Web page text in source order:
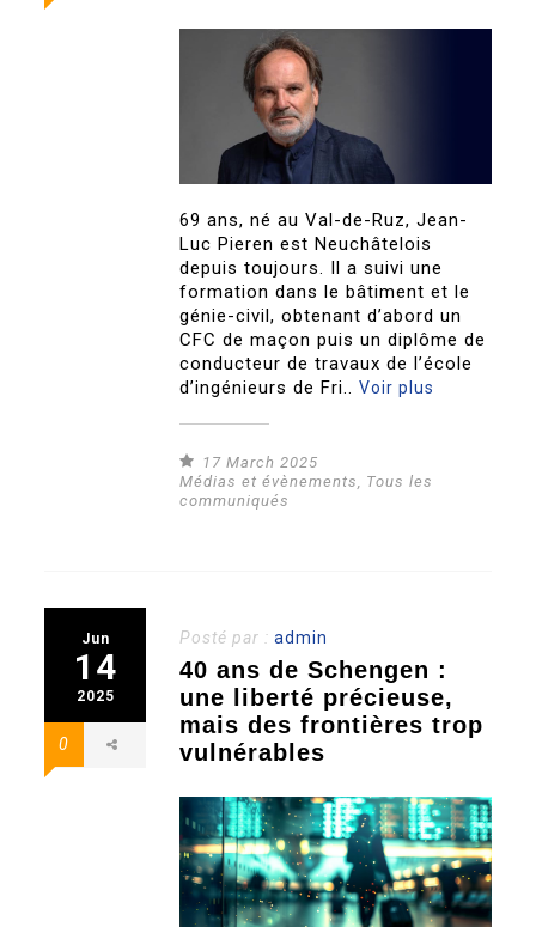
69 ans, né au Val-de-Ruz, Jean-
Luc Pieren est Neuchâtelois
depuis toujours. Il a suivi une
formation dans le bâtiment et le
génie-civil, obtenant d’abord un
CFC de maçon puis un diplôme de
conducteur de travaux de l’école
d’ingénieurs de Fri..Voir plus
17 March 2025
Médias et évènements, Tous les
communiqués
Jun
14
2025
0
Posté par :admin
40 ans de Schengen :
une liberté précieuse,
mais des frontières trop
vulnérables